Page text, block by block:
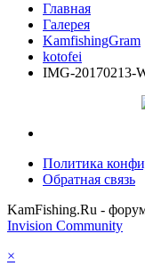
Главная
Галерея
KamfishingGram
kotofei
IMG-20170213-
Политика
Обратная связь
KamFishing.Ru -
Invision Community
×